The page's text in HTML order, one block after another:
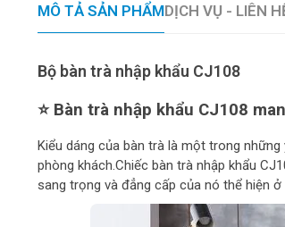
MÔ TẢ SẢN PHẨMDỊCH VỤ - LIÊN
Bộ bàn trà nhập khẩu CJ108
⭐ Bàn trà nhập khẩu CJ108
Kiểu dáng của bàn trà là một trong
phòng khách.Chiếc bàn trà nhập khẩu
sang trọng và đẳng cấp của nó thể hiện